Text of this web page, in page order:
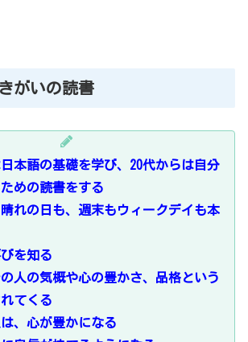
がいの読書
本語の基礎を学び、20代からは自分
めの読書をする
れの日も、週末もウィークデイも本
を知る
人の気概や心の豊かさ、品格という
てくる
、心が豊かになる